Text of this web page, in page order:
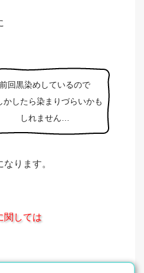
前回黒染めしているので
かしたら染まりづらいかも
しれません…
ります。
関しては